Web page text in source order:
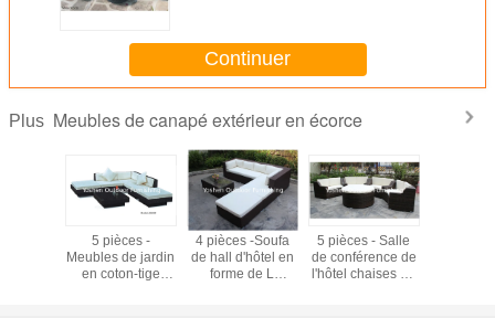
Continuer
Plus Meubles de canapé extérieur en écorce
5 pièces -
Meubles de jardin
en coton-tige
4 pièces -Soufa
de hall d'hôtel en
forme de L
5 pièces - Salle
de conférence de
l'hôtel chaises de